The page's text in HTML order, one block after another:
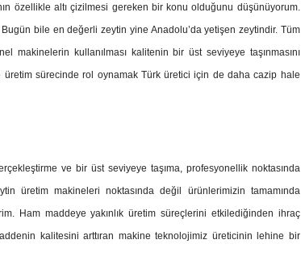
özellikle altı çizilmesi gereken bir konu olduğunu düşünüyorum.
Bugün bile en değerli zeytin yine Anadolu’da yetişen zeytindir. Tüm
makinelerin kullanılması kalitenin bir üst seviyeye taşınmasını
üretim sürecinde rol oynamak Türk üretici için de daha cazip hale
ve bir üst seviyeye taşıma, profesyonellik noktasında
üretim makineleri noktasında değil ürünlerimizin tamamında
Ham maddeye yakınlık üretim süreçlerini etkilediğinden ihraç
kalitesini arttıran makine teknolojimiz üreticinin lehine bir